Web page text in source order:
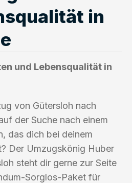
in
und Lebensqualität in
von Gütersloh nach
der Suche nach einem
das dich bei deinem
Der Umzugskönig Huber
steht dir gerne zur Seite
Sorglos-Paket für